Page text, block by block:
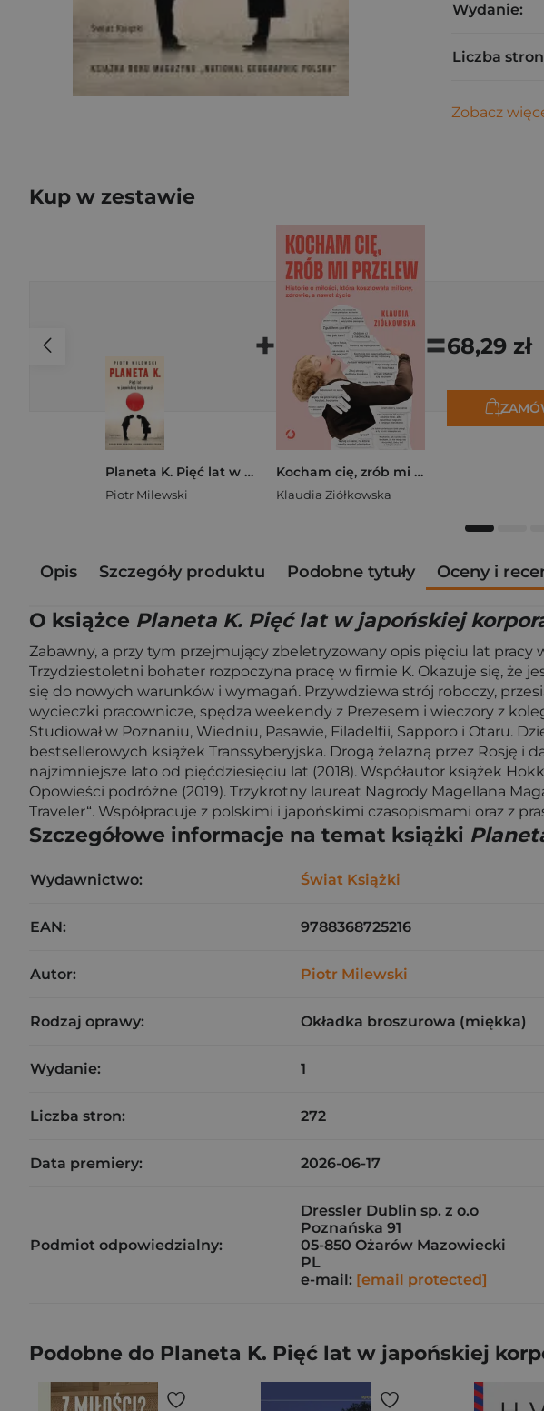
Wydanie:
Liczba
Zobacz
Kup w zestawie
Planeta K. Pięć lat w japońskiej korporacji
Piotr Milewski
+
Kocham cię, zrób mi przelew. Historie o miłości, która kosztowała miliony, zdrowie, a nawet życie
Klaudia Ziółkowska
=68,29 zł
Opis Szczegóły produktu Podobne tytuły Oceny i
O książce Planeta K. Pięć lat w japońskiej
Zabawny, a przy tym przejmujący zbeletryzowany opis pięciu lat
Trzydziestoletni bohater rozpoczyna pracę w firmie K. Okazuje się, że
się do nowych warunków i wymagań. Przywdziewa strój roboczy,
wycieczki pracownicze, spędza weekendy z Prezesem i wieczory z
Studiował w Poznaniu, Wiedniu, Pasawie, Filadelfii, Sapporo i Otaru.
bestsellerowych książek Transsyberyjska. Drogą żelazną przez Rosję i
najzimniejsze lato od pięćdziesięciu lat (2018). Współautor książek
Opowieści podróżne (2019). Trzykrotny laureat Nagrody Magellana
Traveler“. Współpracuje z polskimi i japońskimi czasopismami oraz z
Szczegółowe informacje na temat książki
Wydawnictwo: Świat Książki
EAN: 9788368725216
Autor: Piotr Milewski
Rodzaj oprawy: Okładka broszurowa (miękka)
Wydanie: 1
Liczba stron: 272
Data premiery: 2026-06-17
Podmiot odpowiedzialny:
Dressler Dublin sp. z o.o
Poznańska 91
05-850 Ożarów Mazowiecki
PL
e-mail: [email protected]
Podobne do Planeta K. Pięć lat w japońskiej